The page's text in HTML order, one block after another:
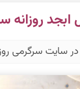
روزانه سه‌شنبه
سایت سرگرمی